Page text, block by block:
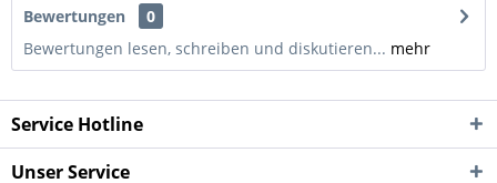
Bewertungen
0
Bewertungen lesen, schreiben und diskutieren... mehr
Service Hotline
Unser Service